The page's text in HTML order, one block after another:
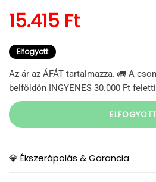
Normál ár
15.415 Ft
Elfogyott
Az ár az ÁFÁT tartalmazza. 🚛 A
belföldön INGYENES 30.000 Ft
ELFOGYOTT
💎 Ékszerápolás & Garancia